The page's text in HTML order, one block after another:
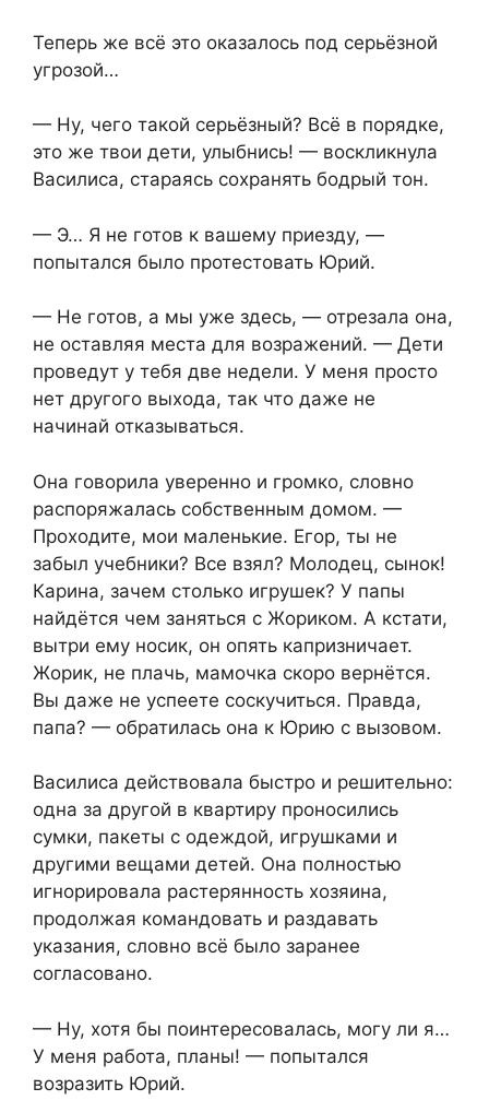
Теперь же всё это оказалось под серьёзной
угрозой…
— Ну, чего такой серьёзный? Всё в порядке,
это же твои дети, улыбнись! — воскликнула
Василиса, стараясь сохранять бодрый тон.
— Э… Я не готов к вашему приезду, —
попытался было протестовать Юрий.
— Не готов, а мы уже здесь, — отрезала она,
не оставляя места для возражений. — Дети
проведут у тебя две недели. У меня просто
нет другого выхода, так что даже не
начинай отказываться.
Она говорила уверенно и громко, словно
распоряжалась собственным домом. —
Проходите, мои маленькие. Егор, ты не
забыл учебники? Все взял? Молодец, сынок!
Карина, зачем столько игрушек? У папы
найдётся чем заняться с Жориком. А кстати,
вытри ему носик, он опять капризничает.
Жорик, не плачь, мамочка скоро вернётся.
Вы даже не успеете соскучиться. Правда,
папа? — обратилась она к Юрию с вызовом.
Василиса действовала быстро и решительно:
одна за другой в квартиру проносились
сумки, пакеты с одеждой, игрушками и
другими вещами детей. Она полностью
игнорировала растерянность хозяина,
продолжая командовать и раздавать
указания, словно всё было заранее
согласовано.
— Ну, хотя бы поинтересовалась, могу ли я…
У меня работа, планы! — попытался
возразить Юрий.